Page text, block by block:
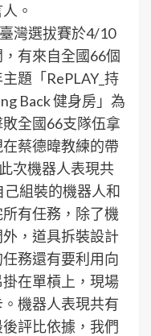
。
灣選拔賽於4/10
有來自全國66個
題「RePLAY_持
Back 健身房」為
全國66支隊伍拿
蔡德暐教練的帶
次機器人表現共
組裝的機器人和
有任務，除了機
，道具拆裝設計
務還有要利用向
在單槓上，現場
機器人表現共有
評比依據，我們